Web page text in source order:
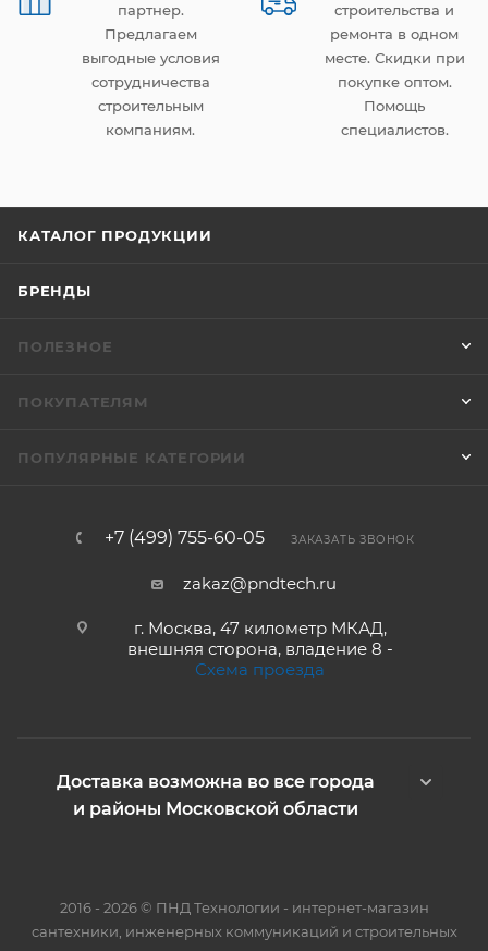
партнер.
Предлагаем
выгодные условия
сотрудничества
строительным
компаниям.
строительства и
ремонта в одном
месте. Скидки при
покупке оптом.
Помощь
специалистов.
КАТАЛОГ ПРОДУКЦИИ
БРЕНДЫ
ПОЛЕЗНОЕ
ПОКУПАТЕЛЯМ
ПОПУЛЯРНЫЕ КАТЕГОРИИ
+7 (499) 755-60-05 ЗАКАЗАТЬ ЗВОНОК
zakaz@pndtech.ru
г. Москва, 47 километр МКАД,
внешняя сторона, владение 8 -
Схема проезда
Доставка возможна во все города
и районы Московской области
2016 - 2026 © ПНД Технологии - интернет-магазин
сантехники, инженерных коммуникаций и строительных